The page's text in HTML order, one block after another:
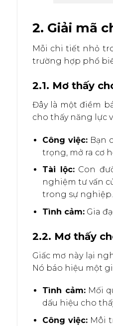
2. Giải mã
Mỗi chi tiết nhỏ
trường hợp phổ
2.1. Mơ thấy
Đây là một điềm
cho thấy năng lực
Công việc: Bạn
trọng, mở ra cơ
Tài lộc:Con
nghiệm tư vấn
trong sự nghiệp.
Tình cảm: Gia
2.2. Mơ thấy
Giấc mơ này lại
Nó báo hiệu một
Tình cảm:Mối
dấu hiệu cho
Công việc: Môi